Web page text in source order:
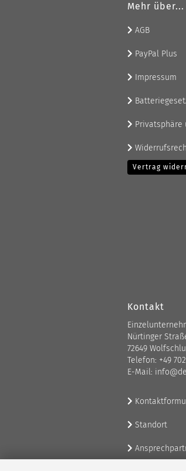
Mehr über...
AGB
PayPal Plus
Impressum
Privatsphäre
Vertrag
Kontakt
Nürtinger
72649
Telefon: +49
E-Mail:
Standort